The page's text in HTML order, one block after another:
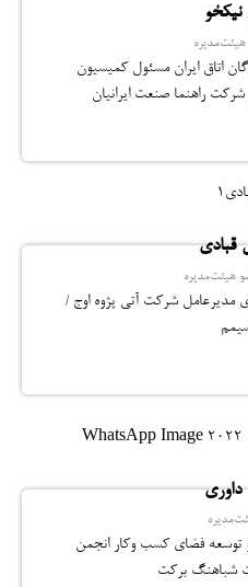
اتاق ایران مسئول کمیسیون
راهنما صنعت ایرانیان
قبادی
هیئت‌مدیره
مدیرعامل شرکت آتی پژوه اوج /
داوری
توسعه فضای کسب وکار انجمن
شباهنگ برکت